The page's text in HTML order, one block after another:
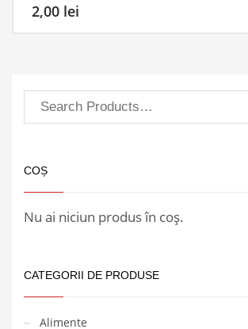
2,00 lei
COȘ
Nu ai niciun produs în coș.
CATEGORII DE PRODUSE
Alimente